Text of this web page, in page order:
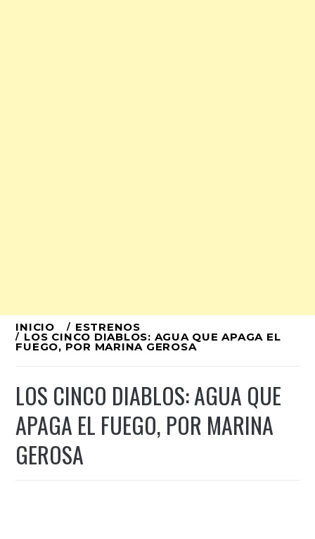
Ir
al
INICIO ESTRENOS
LOS CINCO DIABLOS: AGUA QUE APAGA EL
FUEGO, POR MARINA GEROSA
LOS CINCO DIABLOS: AGUA QUE
APAGA EL FUEGO, POR MARINA
GEROSA